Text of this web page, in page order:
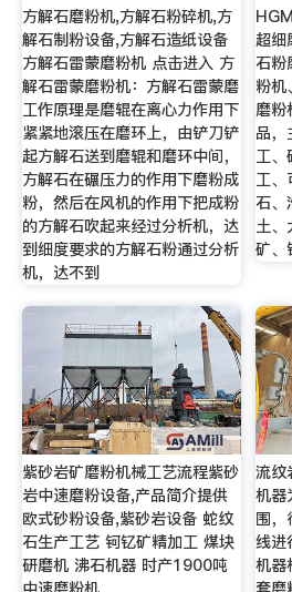
方解石磨粉机,方解石粉碎机,方
解石制粉设备,方解石造纸设备
方解石雷蒙磨粉机 点击进入 方
解石雷蒙磨粉机：方解石雷蒙磨
工作原理是磨辊在离心力作用下
紧紧地滚压在磨环上，由铲刀铲
起方解石送到磨辊和磨环中间，
方解石在碾压力的作用下磨粉成
粉，然后在风机的作用下把成粉
的方解石吹起来经过分析机，达
到细度要求的方解石粉通过分析
机，达不到
超细
石粉
粉机
磨粉
品，
工、
工、
石、
土、
矿、
紫砂岩矿磨粉机械工艺流程紫砂
岩中速磨粉设备,产品简介提供
欧式砂粉设备,紫砂岩设备 蛇纹
石生产工艺 钶钇矿精加工 煤块
研磨机 沸石机器 时产1900吨
流
机器
围，
线进
机器